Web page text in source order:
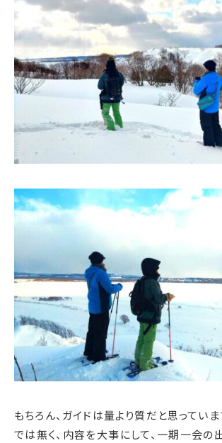
もちろん、ガイドは量より質だと思ってい
では無く、内容を大事にして、一期一会の